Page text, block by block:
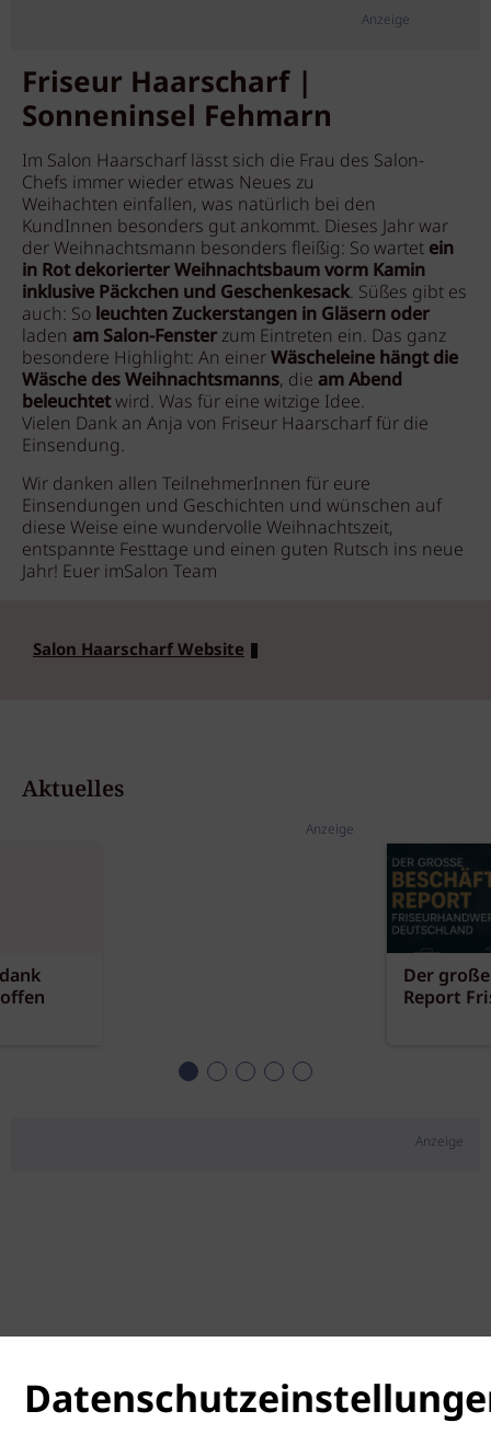
Anzeige
Friseur Haarscharf |
Sonneninsel Fehmarn
Im Salon Haarscharf lässt sich die Frau des Salon-
Chefs immer wieder etwas Neues zu
Weihachten einfallen, was natürlich bei den
KundInnen besonders gut ankommt. Dieses Jahr war
der Weihnachtsmann besonders fleißig: So wartet ein
in Rot dekorierter Weihnachtsbaum vorm Kamin
inklusive Päckchen und Geschenkesack. Süßes gibt es
auch: So leuchten Zuckerstangen in Gläsern oder
laden am Salon-Fenster zum Eintreten ein. Das ganz
besondere Highlight: An einerWäscheleine hängt die
Wäsche des Weihnachtsmanns, die am Abend
beleuchtetwird. Was für eine witzige Idee.
Vielen Dank an Anja von Friseur Haarscharf für die
Einsendung.
Wir danken allen TeilnehmerInnen für eure
Einsendungen und Geschichten und wünschen auf
diese Weise eine wundervolle Weihnachtszeit,
entspannte Festtage und einen guten Rutsch ins neue
Jahr! Euer imSalon Team
Salon Haarscharf Website
Aktuelles
Anzeige
Der
Report
Anzeige